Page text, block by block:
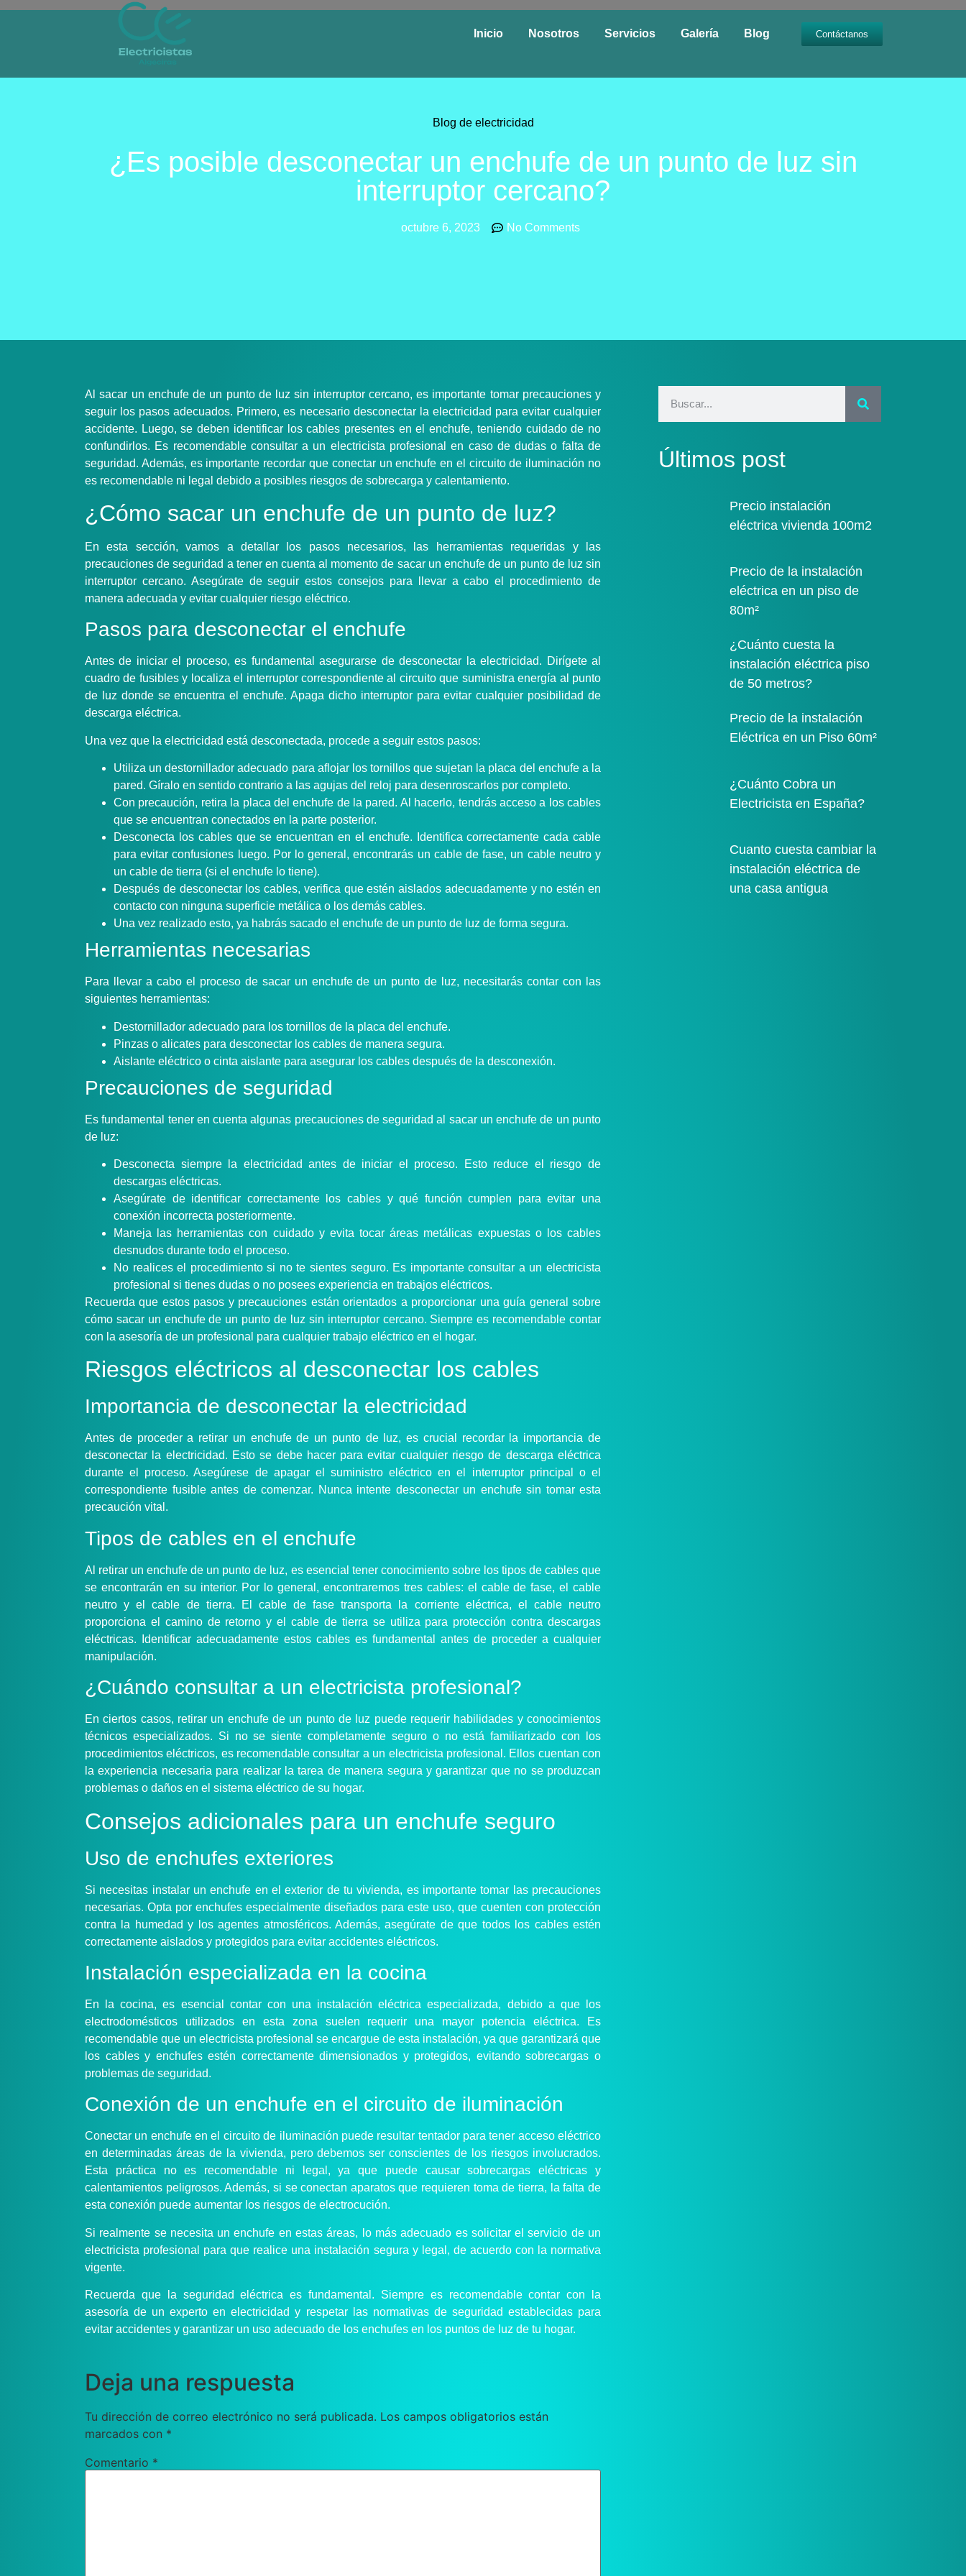
Inicio Nosotros Servicios Galería Blog Contáctanos
Blog de electricidad
¿Es posible desconectar un enchufe de un punto de luz sin
interruptor cercano?
octubre 6, 2023 No Comments
Al sacar un enchufe de un punto de luz sin interruptor cercano, es importante tomar precauciones y
seguir los pasos adecuados. Primero, es necesario desconectar la electricidad para evitar cualquier
accidente. Luego, se deben identificar los cables presentes en el enchufe, teniendo cuidado de no
confundirlos. Es recomendable consultar a un electricista profesional en caso de dudas o falta de
seguridad. Además, es importante recordar que conectar un enchufe en el circuito de iluminación no
es recomendable ni legal debido a posibles riesgos de sobrecarga y calentamiento.
¿Cómo sacar un enchufe de un punto de luz?
En esta sección, vamos a detallar los pasos necesarios, las herramientas requeridas y las
precauciones de seguridad a tener en cuenta al momento de sacar un enchufe de un punto de luz sin
interruptor cercano. Asegúrate de seguir estos consejos para llevar a cabo el procedimiento de
manera adecuada y evitar cualquier riesgo eléctrico.
Pasos para desconectar el enchufe
Antes de iniciar el proceso, es fundamental asegurarse de desconectar la electricidad. Dirígete al
cuadro de fusibles y localiza el interruptor correspondiente al circuito que suministra energía al punto
de luz donde se encuentra el enchufe. Apaga dicho interruptor para evitar cualquier posibilidad de
descarga eléctrica.
Una vez que la electricidad está desconectada, procede a seguir estos pasos:
Utiliza un destornillador adecuado para aflojar los tornillos que sujetan la placa del enchufe a la
pared. Gíralo en sentido contrario a las agujas del reloj para desenroscarlos por completo.
Con precaución, retira la placa del enchufe de la pared. Al hacerlo, tendrás acceso a los cables
que se encuentran conectados en la parte posterior.
Desconecta los cables que se encuentran en el enchufe. Identifica correctamente cada cable
para evitar confusiones luego. Por lo general, encontrarás un cable de fase, un cable neutro y
un cable de tierra (si el enchufe lo tiene).
Después de desconectar los cables, verifica que estén aislados adecuadamente y no estén en
contacto con ninguna superficie metálica o los demás cables.
Una vez realizado esto, ya habrás sacado el enchufe de un punto de luz de forma segura.
Herramientas necesarias
Para llevar a cabo el proceso de sacar un enchufe de un punto de luz, necesitarás contar con las
siguientes herramientas:
Destornillador adecuado para los tornillos de la placa del enchufe.
Pinzas o alicates para desconectar los cables de manera segura.
Aislante eléctrico o cinta aislante para asegurar los cables después de la desconexión.
Precauciones de seguridad
Es fundamental tener en cuenta algunas precauciones de seguridad al sacar un enchufe de un punto
de luz:
Desconecta siempre la electricidad antes de iniciar el proceso. Esto reduce el riesgo de
descargas eléctricas.
Asegúrate de identificar correctamente los cables y qué función cumplen para evitar una
conexión incorrecta posteriormente.
Maneja las herramientas con cuidado y evita tocar áreas metálicas expuestas o los cables
desnudos durante todo el proceso.
No realices el procedimiento si no te sientes seguro. Es importante consultar a un electricista
profesional si tienes dudas o no posees experiencia en trabajos eléctricos.
Recuerda que estos pasos y precauciones están orientados a proporcionar una guía general sobre
cómo sacar un enchufe de un punto de luz sin interruptor cercano. Siempre es recomendable contar
con la asesoría de un profesional para cualquier trabajo eléctrico en el hogar.
Riesgos eléctricos al desconectar los cables
Importancia de desconectar la electricidad
Antes de proceder a retirar un enchufe de un punto de luz, es crucial recordar la importancia de
desconectar la electricidad. Esto se debe hacer para evitar cualquier riesgo de descarga eléctrica
durante el proceso. Asegúrese de apagar el suministro eléctrico en el interruptor principal o el
correspondiente fusible antes de comenzar. Nunca intente desconectar un enchufe sin tomar esta
precaución vital.
Tipos de cables en el enchufe
Al retirar un enchufe de un punto de luz, es esencial tener conocimiento sobre los tipos de cables que
se encontrarán en su interior. Por lo general, encontraremos tres cables: el cable de fase, el cable
neutro y el cable de tierra. El cable de fase transporta la corriente eléctrica, el cable neutro
proporciona el camino de retorno y el cable de tierra se utiliza para protección contra descargas
eléctricas. Identificar adecuadamente estos cables es fundamental antes de proceder a cualquier
manipulación.
¿Cuándo consultar a un electricista profesional?
En ciertos casos, retirar un enchufe de un punto de luz puede requerir habilidades y conocimientos
técnicos especializados. Si no se siente completamente seguro o no está familiarizado con los
procedimientos eléctricos, es recomendable consultar a un electricista profesional. Ellos cuentan con
la experiencia necesaria para realizar la tarea de manera segura y garantizar que no se produzcan
problemas o daños en el sistema eléctrico de su hogar.
Consejos adicionales para un enchufe seguro
Uso de enchufes exteriores
Si necesitas instalar un enchufe en el exterior de tu vivienda, es importante tomar las precauciones
necesarias. Opta por enchufes especialmente diseñados para este uso, que cuenten con protección
contra la humedad y los agentes atmosféricos. Además, asegúrate de que todos los cables estén
correctamente aislados y protegidos para evitar accidentes eléctricos.
Instalación especializada en la cocina
En la cocina, es esencial contar con una instalación eléctrica especializada, debido a que los
electrodomésticos utilizados en esta zona suelen requerir una mayor potencia eléctrica. Es
recomendable que un electricista profesional se encargue de esta instalación, ya que garantizará que
los cables y enchufes estén correctamente dimensionados y protegidos, evitando sobrecargas o
problemas de seguridad.
Conexión de un enchufe en el circuito de iluminación
Conectar un enchufe en el circuito de iluminación puede resultar tentador para tener acceso eléctrico
en determinadas áreas de la vivienda, pero debemos ser conscientes de los riesgos involucrados.
Esta práctica no es recomendable ni legal, ya que puede causar sobrecargas eléctricas y
calentamientos peligrosos. Además, si se conectan aparatos que requieren toma de tierra, la falta de
esta conexión puede aumentar los riesgos de electrocución.
Si realmente se necesita un enchufe en estas áreas, lo más adecuado es solicitar el servicio de un
electricista profesional para que realice una instalación segura y legal, de acuerdo con la normativa
vigente.
Recuerda que la seguridad eléctrica es fundamental. Siempre es recomendable contar con la
asesoría de un experto en electricidad y respetar las normativas de seguridad establecidas para
evitar accidentes y garantizar un uso adecuado de los enchufes en los puntos de luz de tu hogar.
Deja una respuesta
Tu dirección de correo electrónico no será publicada. Los campos obligatorios están
marcados con *
Comentario *
Últimos post
Precio instalación
eléctrica vivienda 100m2
Precio de la instalación
eléctrica en un piso de
80m²
¿Cuánto cuesta la
instalación eléctrica piso
de 50 metros?
Precio de la instalación
Eléctrica en un Piso 60m²
¿Cuánto Cobra un
Electricista en España?
Cuanto cuesta cambiar la
instalación eléctrica de
una casa antigua